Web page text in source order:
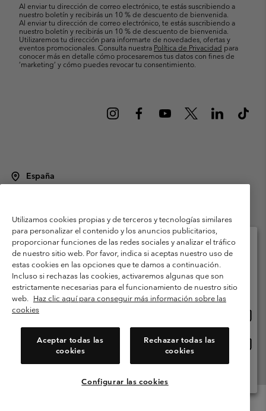
Al enviar tu dirección de correo electrónico, te estás suscribiendo a
nuestro boletín y recibirás un 10 % de descuento de bienvenida.
Al enviar tu dirección de correo electrónico, te estás suscribiendo a
nuestro boletín y recibirás un 10 % de descuento de bienvenida.
Utilizaremos tu dirección para informarte de novedades, ofertas y
eventos promocionales. Consulta nuestra Política de Privacidad para
conocer más en detalle cómo procesaremos tus datos con fines de
’marketing’ y cómo puedes revocar tu consentimiento.
España
Condiciones de uso
Terminos de Venta
Garantía
Política de Privacidad
Términos y condiciones del programa de miembros
Términos De Uso Del Contenido Generado Por Los Usuarios
Impressum
Cookies Public CBCR
Utilizamos cookies propias y de terceros y tecnologías similares
para personalizar el contenido y los anuncios publicitarios,
proporcionar funciones de las redes sociales y analizar el tráfico
de nuestro sitio web. Por favor, indica si aceptas nuestro uso de
estas cookies en las opciones que te damos a continuación.
Incluso si rechazas las cookies, activaremos algunas que son
estrictamente necesarias para el funcionamiento de nuestro sitio
web. Haz clic aquí para conseguir más información sobre las
cookies
Aceptar todas las
cookies
Rechazar todas las
cookies
Configurar las cookies
Selecciona tu país e idioma envío
Compras en línea disponibles
línea
España
Ver Todos Los Países